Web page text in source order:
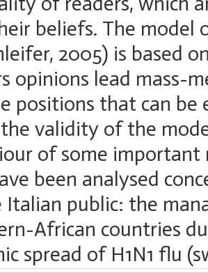
beliefs. The model
2005) is based
opinions lead mass-
positions that can be
validity of the
of some important
been analysed
Italian public: the
African countries
spread of H1N1 flu